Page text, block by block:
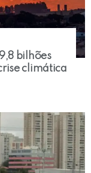
bilhões
climática